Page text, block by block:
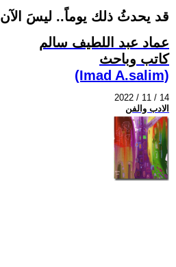
قد يحدثُ ذلك يوماً.. ليسَ الآن
عماد عبد اللطيف سالم
كاتب وباحث
(Imad A.salim)
2022 / 11 / 14
الادب والفن